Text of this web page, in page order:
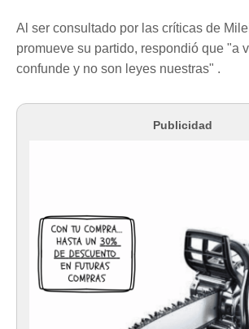
Al ser consultado por las críticas de
promueve su partido, respondió que "a
confunde y no son leyes nuestras" .
Publicidad